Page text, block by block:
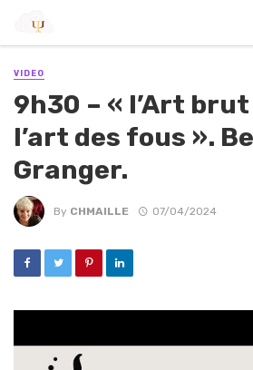
VIDEO
9h30 – « l’Art brut
l’art des fous ».
Granger.
By CHMAILLE 07/04/2024